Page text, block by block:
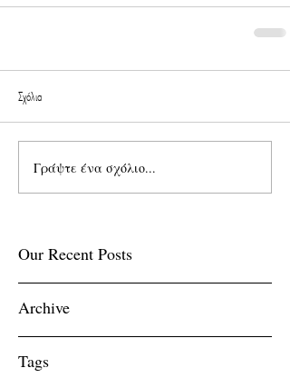
Σχόλια
Γράψτε ένα σχόλιο...
Our Recent Posts
Archive
Tags